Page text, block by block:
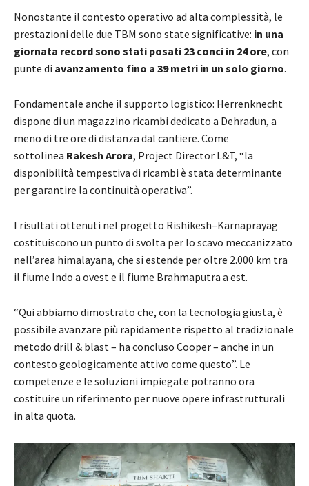
Nonostante il contesto operativo ad alta complessità, le
prestazioni delle due TBM sono state significative: in una
giornata record sono stati posati 23 conci in 24 ore, con
punte di avanzamento fino a 39 metri in un solo giorno.
Fondamentale anche il supporto logistico: Herrenknecht
dispone di un magazzino ricambi dedicato a Dehradun, a
meno di tre ore di distanza dal cantiere. Come
sottolinea Rakesh Arora, Project Director L&T, “la
disponibilità tempestiva di ricambi è stata determinante
per garantire la continuità operativa”.
I risultati ottenuti nel progetto Rishikesh–Karnaprayag
costituiscono un punto di svolta per lo scavo meccanizzato
nell’area himalayana, che si estende per oltre 2.000 km tra
il fiume Indo a ovest e il fiume Brahmaputra a est.
“Qui abbiamo dimostrato che, con la tecnologia giusta, è
possibile avanzare più rapidamente rispetto al tradizionale
metodo drill & blast – ha concluso Cooper – anche in un
contesto geologicamente attivo come questo”. Le
competenze e le soluzioni impiegate potranno ora
costituire un riferimento per nuove opere infrastrutturali
in alta quota.